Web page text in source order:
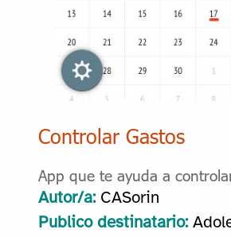
Controlar Gastos
App que te ayuda a
Autor/a: CASorin
Publico destinatario: